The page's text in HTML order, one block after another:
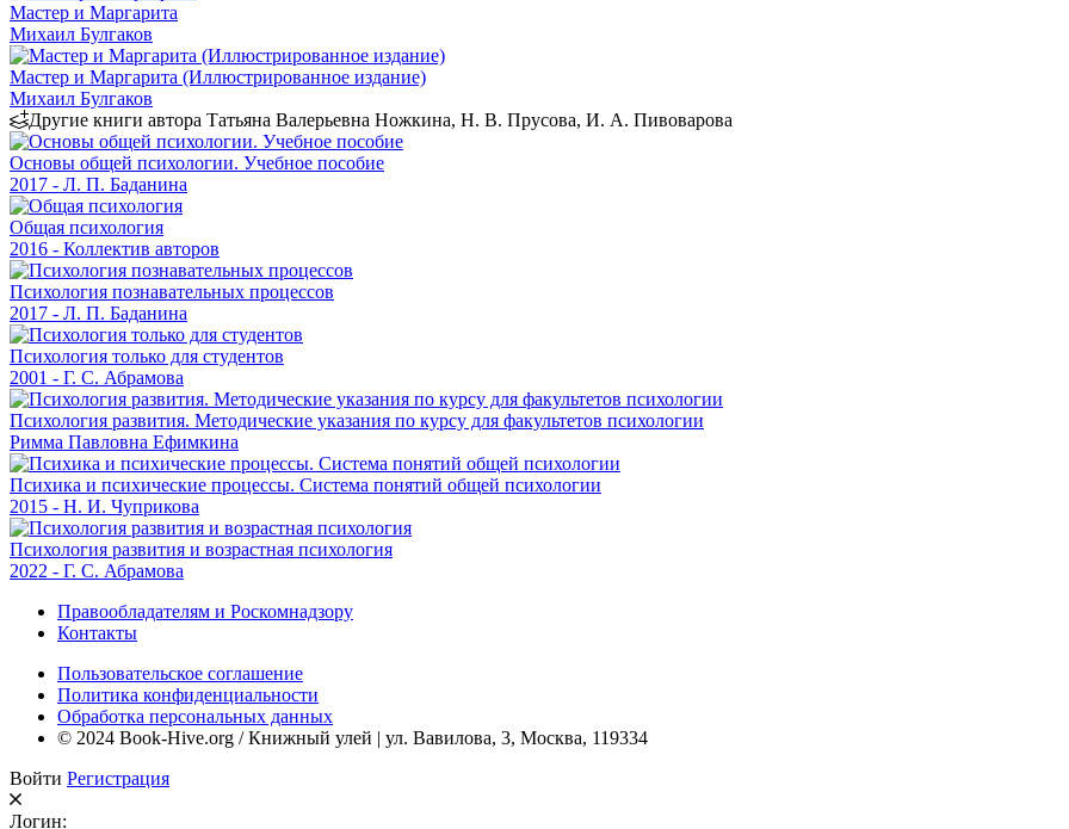
Мастер и Маргарита
Михаил Булгаков
Мастер и Маргарита (Иллюстрированное издание)
Михаил Булгаков
Другие книги автора Татьяна Валерьевна Ножкина, Н. В. Прусова, И. А. Пивоварова
Основы общей психологии. Учебное пособие
2017 - Л. П. Баданина
Общая психология
2016 - Коллектив авторов
Психология познавательных процессов
2017 - Л. П. Баданина
Психология только для студентов
2001 - Г. С. Абрамова
Психология развития. Методические указания по курсу для факультетов психологии
Римма Павловна Ефимкина
Психика и психические процессы. Система понятий общей психологии
2015 - Н. И. Чуприкова
Психология развития и возрастная психология
2022 - Г. С. Абрамова
Правообладателям и Роскомнадзору
Контакты
Пользовательское соглашение
Политика конфиденциальности
Обработка персональных данных
© 2024 Book-Hive.org / Книжный улей | ул. Вавилова, 3, Москва, 119334
Войти Регистрация
Логин: